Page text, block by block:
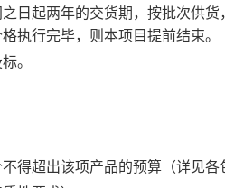
日起两年的交货期，按批次供
执行完毕，则本项目提前结束。
。
得超出该项产品的预算（详见各